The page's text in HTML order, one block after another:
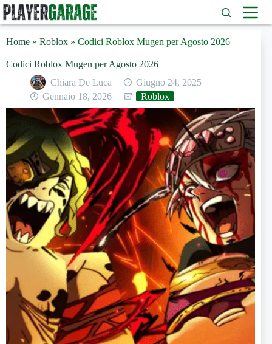
Salta
al
contenuto
Home » Roblox » Codici Roblox Mugen per Agosto 2026
Codici Roblox Mugen per Agosto 2026
Chiara De Luca
Giugno 24, 2025
Gennaio 18, 2026
Roblox